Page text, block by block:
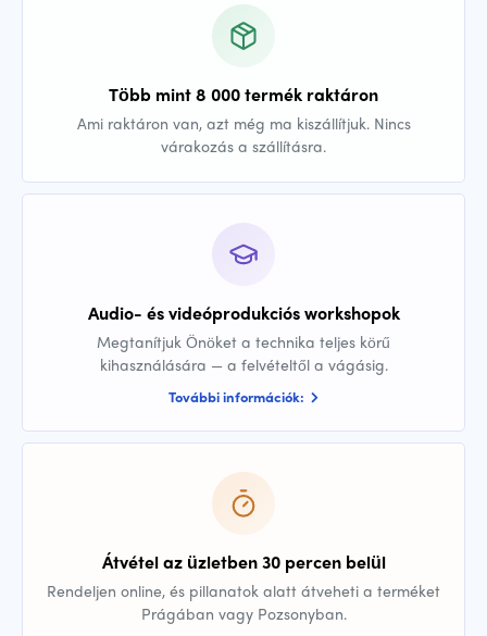
Több mint 8 000 termék raktáron
Ami raktáron van, azt még ma kiszállítjuk. Nincs
várakozás a szállításra.
Audio- és videóprodukciós workshopok
Megtanítjuk Önöket a technika teljes körű
kihasználására — a felvételtől a vágásig.
További információk:
Átvétel az üzletben 30 percen belül
Rendeljen online, és pillanatok alatt átveheti a terméket
Prágában vagy Pozsonyban.